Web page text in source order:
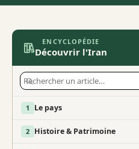
ENCYCLOPÉDIE
Découvrir l'Iran
1 Le pays
2 Histoire & Patrimoine